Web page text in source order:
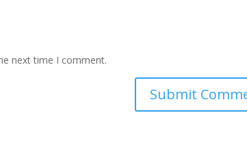
next time I comment.